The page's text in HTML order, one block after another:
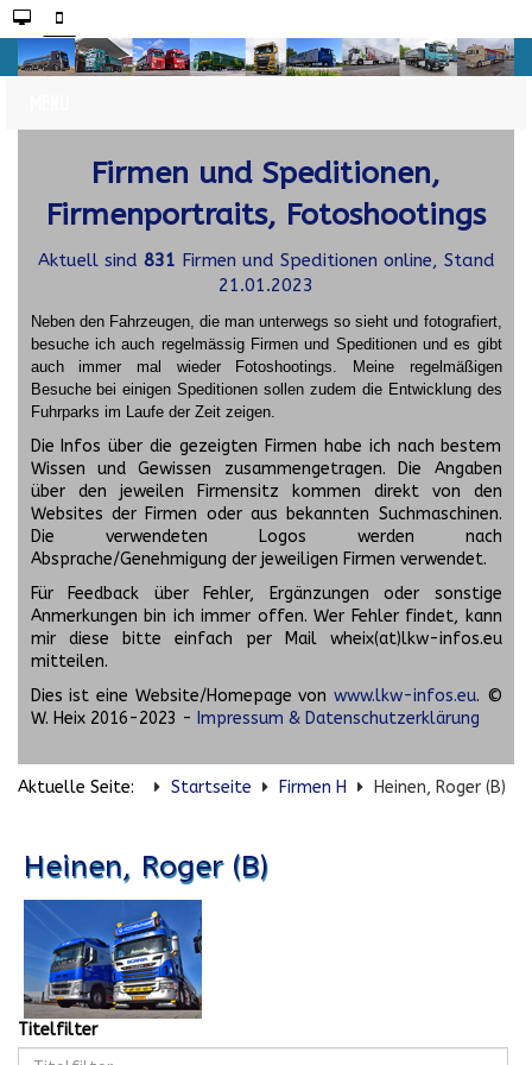
Firmen und Speditionen,
Firmenportraits, Fotoshootings
Aktuell sind 831 Firmen und Speditionen online, Stand
21.01.2023
Neben den Fahrzeugen, die man unterwegs so sieht und fotografiert,
besuche ich auch regelmässig Firmen und Speditionen und es gibt
auch immer mal wieder Fotoshootings.
Meine regelmäßigen
Besuche bei einigen Speditionen sollen zudem die Entwicklung des
Fuhrparks im Laufe der Zeit zeigen.
Die Infos über die gezeigten Firmen habe ich nach bestem
Wissen und Gewissen zusammengetragen. Die Angaben
über den jeweilen Firmensitz kommen direkt von den
Websites der Firmen oder aus bekannten Suchmaschinen.
Die verwendeten Logos werden nach
Absprache/Genehmigung der jeweiligen Firmen verwendet.
Für Feedback über Fehler, Ergänzungen oder sonstige
Anmerkungen bin ich immer offen. Wer Fehler findet, kann
mir diese bitte einfach per Mail wheix(at)lkw-infos.eu
mitteilen.
Dies ist eine Website/Homepage von www.lkw-infos.eu. ©
W. Heix 2016-2023 - Impressum & Datenschutzerklärung
Aktuelle Seite: Startseite Firmen H Heinen, Roger (B)
Heinen, Roger (B)
Titelfilter